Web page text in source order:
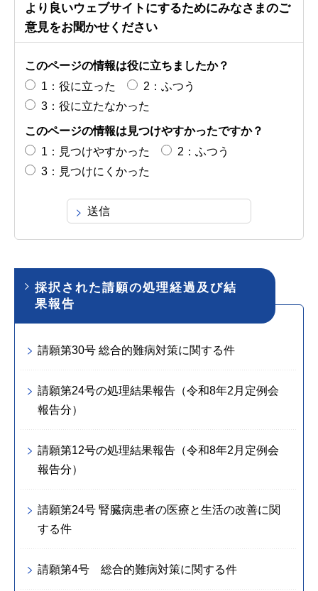
より良いウェブサイトにするためにみなさまのご
意見をお聞かせください
このページの情報は役に立ちましたか？
1：役に立った
2：ふつう
3：役に立たなかった
このページの情報は見つけやすかったですか？
1：見つけやすかった
2：ふつう
3：見つけにくかった
採択された請願の処理経過及び結
果報告
請願第30号 総合的難病対策に関する件
請願第24号の処理結果報告（令和8年2月定例会
報告分）
請願第12号の処理結果報告（令和8年2月定例会
報告分）
請願第24号 腎臓病患者の医療と生活の改善に関
する件
請願第4号 総合的難病対策に関する件